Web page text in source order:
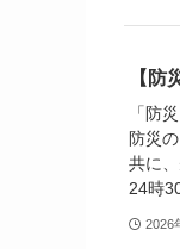
【防
「防
防災
共に
24時
2026